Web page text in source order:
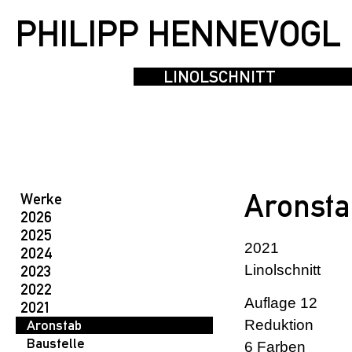
PHILIPP HENNEVOGL
LINOLSCHNITT
Werke
2026
2025
2024
2023
2022
2021
Aronstab
Baustelle
2021
Linolschnitt
Auflage 12
Reduktion
6 Farben